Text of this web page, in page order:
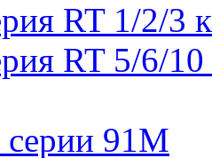
RT 1/2/3
RT 5/6/
91M